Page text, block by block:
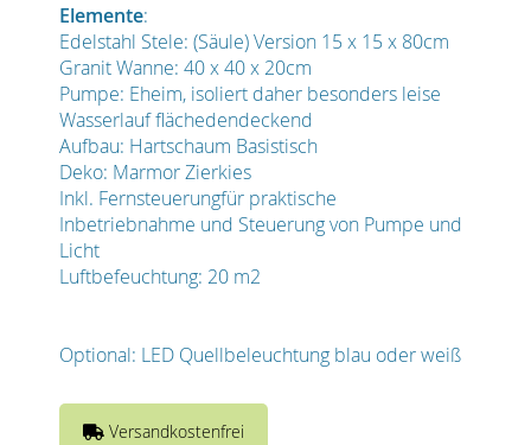
Elemente:
Edelstahl Stele: (Säule) Version 15 x 15 x 80cm
Granit Wanne: 40 x 40 x 20cm
Pumpe: Eheim, isoliert daher besonders leise
Wasserlauf flächedendeckend
Aufbau: Hartschaum Basistisch
Deko: Marmor Zierkies
Inkl. Fernsteuerungfür praktische
Inbetriebnahme und Steuerung von Pumpe und
Licht
Luftbefeuchtung: 20 m2
Optional: LED Quellbeleuchtung blau oder weiß
Versandkostenfrei